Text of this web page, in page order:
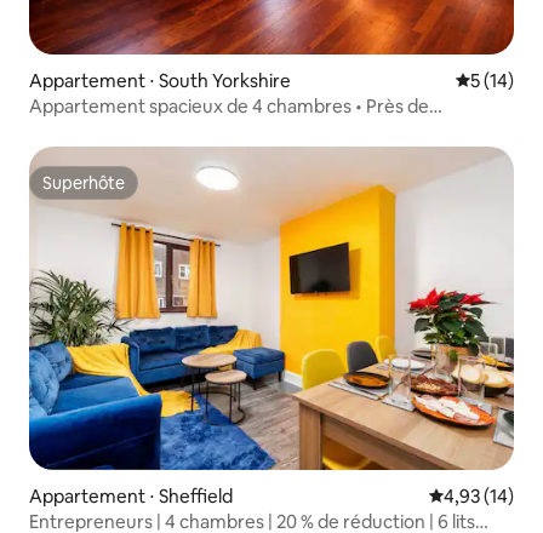
Appartement ⋅ South Yorkshire
5 (14)
Appartement spacieux de 4 chambres • Près de
Superhôte
Superhôte
Appartement ⋅ Sheffield Évaluation
4,93 (14)
Entrepreneurs | 4 chambres | 20 % de réduction | 6 lits